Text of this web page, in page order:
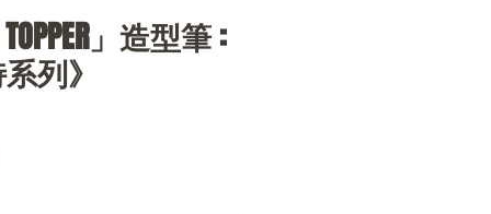
TOPPER」造型筆 :
列》